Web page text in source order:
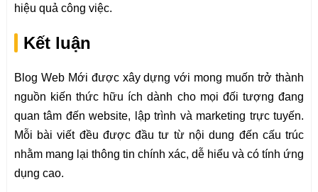
hiệu quả công việc.
Kết luận
Blog Web Mới được xây dựng với mong muốn trở thành
nguồn kiến thức hữu ích dành cho mọi đối tượng đang
quan tâm đến website, lập trình và marketing trực tuyến.
Mỗi bài viết đều được đầu tư từ nội dung đến cấu trúc
nhằm mang lại thông tin chính xác, dễ hiểu và có tính ứng
dụng cao.